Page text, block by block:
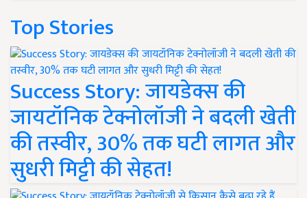
Top Stories
Success Story: जायडेक्स की
जायटॉनिक टेक्नोलॉजी ने बदली खेती
की तस्वीर, 30% तक घटी लागत और
सुधरी मिट्टी की सेहत!